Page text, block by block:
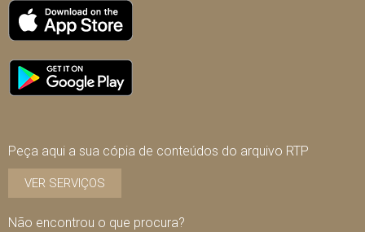
Peça aqui a sua cópia de conteúdos do arquivo RTP
VER SERVIÇOS
Não encontrou o que procura?